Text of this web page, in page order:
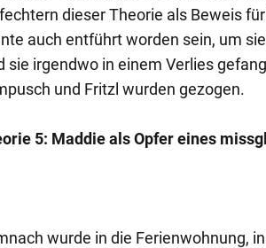
dieser Theorie als Beweis
auch entführt worden sein, um
sie irgendwo in einem Verlies
und Fritzl wurden gezogen.
5: Maddie als Opfer eines
wurde in die Ferienwohnung,